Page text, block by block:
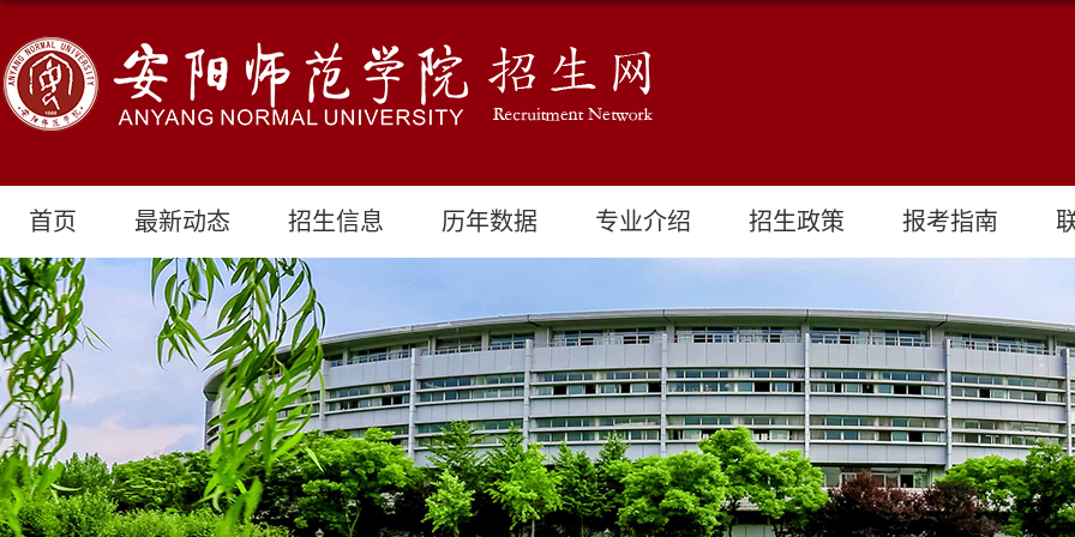
首页 最新动态 招生信息 历年数据 专业介绍 招生政策 报考指南